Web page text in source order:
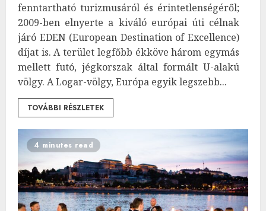
fenntartható turizmusáról és érintetlenségéről;
2009-ben elnyerte a kiváló európai úti célnak
járó EDEN (European Destination of Excellence)
díjat is. A terület legfőbb ékköve három egymás
mellett futó, jégkorszak által formált U-alakú
völgy. A Logar-völgy, Európa egyik legszebb...
TOVÁBBI RÉSZLETEK
4 minutes read